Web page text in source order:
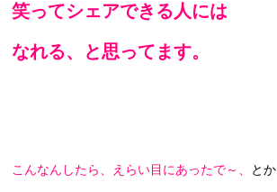
笑ってシェアできる人には
なれる、と思ってます。
こんなんしたら、えらい目にあったで～、 とか